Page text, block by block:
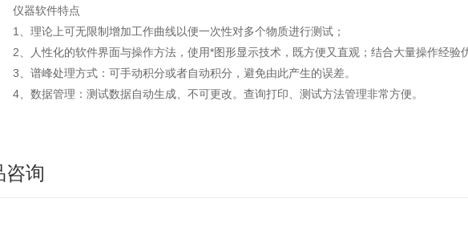
器软件特点
理论上可无限制增加工作曲线以便一次性对多个物质进行测试；
人性化的软件界面与操作方法，使用*图形显示技术，既方便又直观；结合大量操作经验
谱峰处理方式：可手动积分或者自动积分，避免由此产生的误差。
数据管理：测试数据自动生成、不可更改。查询打印、测试方法管理非常方便。
咨询